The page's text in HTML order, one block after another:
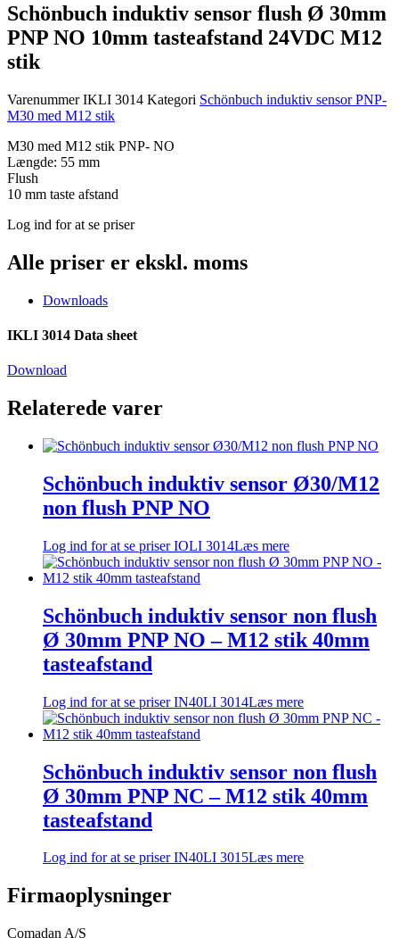
Schönbuch induktiv sensor flush Ø 30mm
PNP NO 10mm tasteafstand 24VDC M12
stik
VarenummerIKLI 3014 Kategori Schönbuch induktiv sensor PNP-
M30 med M12 stik
M30 med M12 stik PNP- NO
Længde: 55 mm
Flush
10 mm taste afstand
Log ind for at se priser
Alle priser er ekskl. moms
Downloads
IKLI 3014 Data sheet
Download
Relaterede varer
Schönbuch induktiv sensor Ø30/M12
non flush PNP NO
Log ind for at se priserIOLI 3014Læs mere
Schönbuch induktiv sensor non flush
Ø 30mm PNP NO – M12 stik 40mm
tasteafstand
Log ind for at se priserIN40LI 3014Læs mere
Schönbuch induktiv sensor non flush
Ø 30mm PNP NC – M12 stik 40mm
tasteafstand
Log ind for at se priserIN40LI 3015Læs mere
Firmaoplysninger
Comadan A/S